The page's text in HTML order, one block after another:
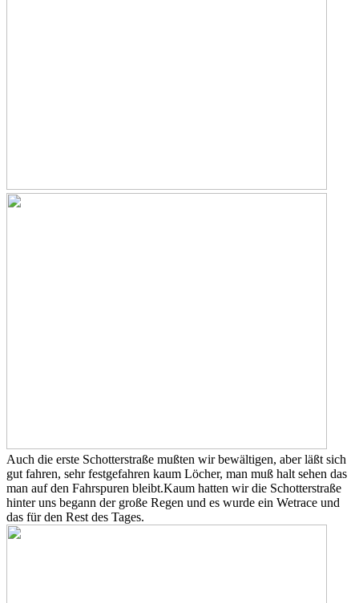
Auch die erste Schotterstraße mußten wir bewältigen, aber läßt sich
gut fahren, sehr festgefahren kaum Löcher, man muß halt sehen das
man auf den Fahrspuren bleibt.Kaum hatten wir die Schotterstraße
hinter uns begann der große Regen und es wurde ein Wetrace und
das für den Rest des Tages.